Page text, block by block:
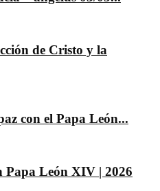
de Cristo y la
con el Papa León...
Papa León XIV | 2026